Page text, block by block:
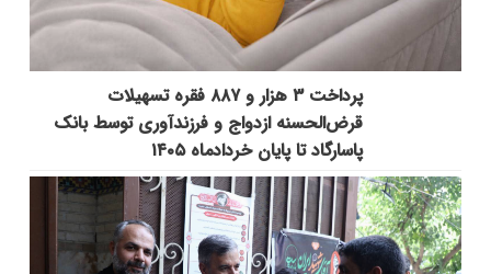
پرداخت ۳ هزار و ۸۸۷ فقره تسهیلات
قرض‌الحسنه ازدواج و فرزندآوری توسط بانک
پاسارگاد تا پایان خردادماه ۱۴۰۵